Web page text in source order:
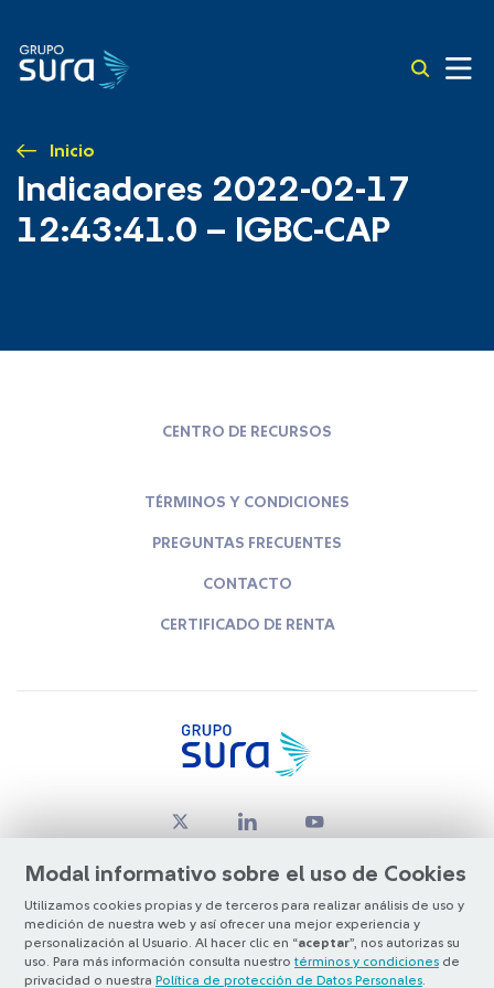
Inicio
Indicadores 2022-02-17
12:43:41.0 – IGBC-CAP
Modal informativo sobre el uso de Cookies
Utilizamos cookies propias y de terceros para realizar análisis de uso y
medición de nuestra web y así ofrecer una mejor experiencia y
personalización al Usuario. Al hacer clic en “aceptar”, nos autorizas su
uso. Para más información consulta nuestro términos y condiciones de
privacidad o nuestra Política de protección de Datos Personales
CENTRO DE RECURSOS
TÉRMINOS Y CONDICIONES
PREGUNTAS FRECUENTES
CONTACTO
CERTIFICADO DE RENTA
© Copyright Grupo SURA 2026